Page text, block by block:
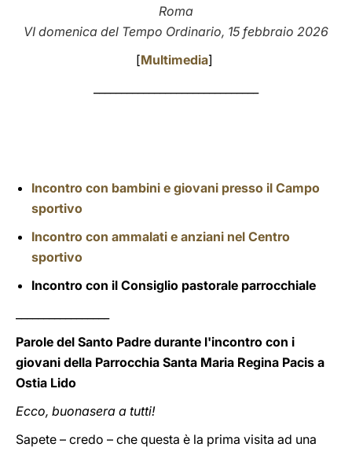
Roma
VI domenica del Tempo Ordinario, 15 febbraio 2026
[Multimedia]
Incontro con bambini e giovani presso il Campo
sportivo
Incontro con ammalati e anziani nel Centro
sportivo
Incontro con il Consiglio pastorale parrocchiale
Parole del Santo Padre durante l'incontro con i
giovani della Parrocchia Santa Maria Regina Pacis a
Ostia Lido
Ecco, buonasera a tutti!
Sapete – credo – che questa è la prima visita ad una